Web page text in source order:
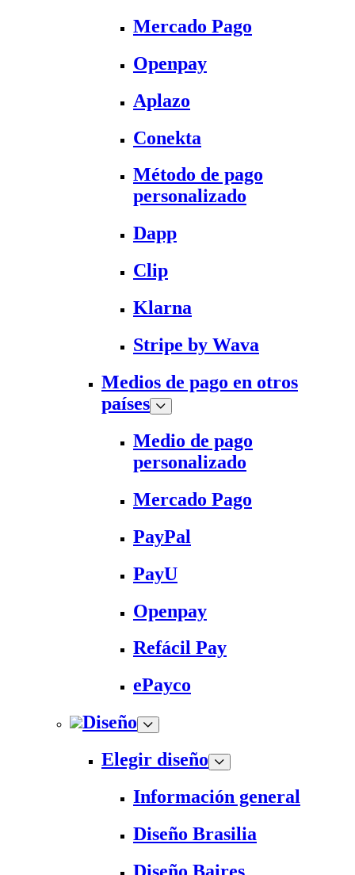
Mercado Pago
Openpay
Aplazo
Conekta
Método de pago
personalizado
Dapp
Clip
Klarna
Stripe by Wava
Medios de pago en otros
países
Medio de pago
personalizado
Mercado Pago
PayPal
PayU
Openpay
Refácil Pay
ePayco
Diseño
Elegir diseño
Información general
Diseño Brasilia